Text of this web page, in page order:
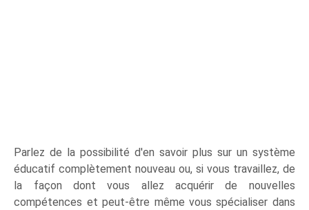
Parlez de la possibilité d'en savoir plus sur un système
éducatif complètement nouveau ou, si vous travaillez, de
la façon dont vous allez acquérir de nouvelles
compétences et peut-être même vous spécialiser dans